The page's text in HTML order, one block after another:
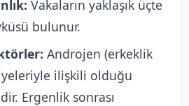
Vakaların yaklaşık üçte
bulunur.
Androjen (erkeklik
ilişkili olduğu
Ergenlik sonrası